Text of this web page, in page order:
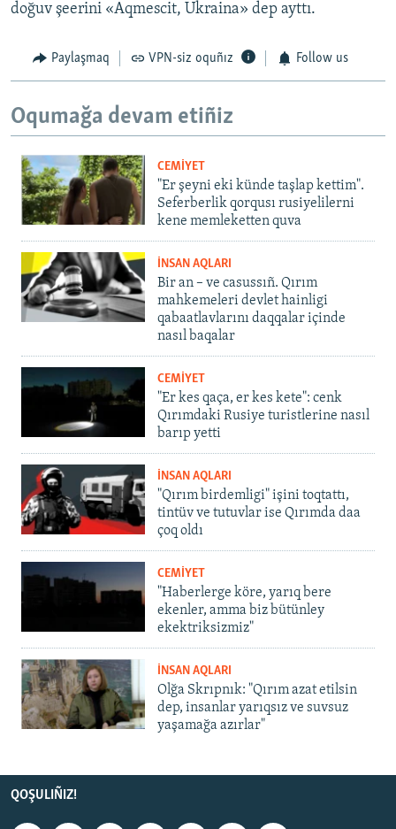
doğuv şeerini «Aqmescit, Ukraina» dep ayttı.
Paylaşmaq VPN-siz oquñız Follow us
Oqumağa devam etiñiz
CEMİYET
"Er şeyni eki künde taşlap kettim".
Seferberlik qorqusı rusiyelilerni
kene memleketten quva
İNSAN AQLARI
Bir an – ve casussıñ. Qırım
mahkemeleri devlet hainligi
qabaatlavlarını daqqalar içinde
nasıl baqalar
CEMİYET
"Er kes qaça, er kes kete": cenk
Qırımdaki Rusiye turistlerine nasıl
barıp yetti
İNSAN AQLARI
"Qırım birdemligi" işini toqtattı,
tintüv ve tutuvlar ise Qırımda daa
çoq oldı
CEMİYET
"Haberlerge köre, yarıq bere
ekenler, amma biz bütünley
ekektriksizmiz"
İNSAN AQLARI
Olğa Skrıpnık: "Qırım azat etilsin
dep, insanlar yarıqsız ve suvsuz
yaşamağa azırlar"
QOŞULIÑIZ!